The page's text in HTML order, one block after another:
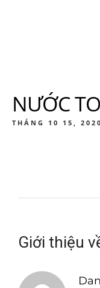
NƯỚC
THÁNG 10 15, 2020
Giới thiệu